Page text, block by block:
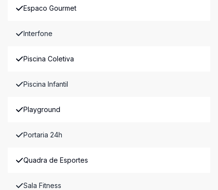
Espaco Gourmet
Interfone
Piscina Coletiva
Piscina Infantil
Playground
Portaria 24h
Quadra de Esportes
Sala Fitness